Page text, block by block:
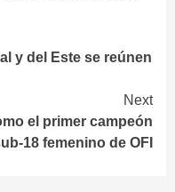
y del Este se reúnen
Next
el primer campeón
18 femenino de OFI